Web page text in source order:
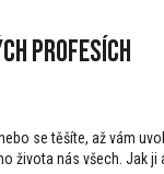
profesích
se těšíte, až vám
života nás všech. Jak